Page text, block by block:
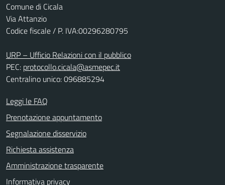
Comune di Cicala
Via Attanzio
Codice fiscale / P. IVA:00296280795
URP – Ufficio Relazioni con il pubblico
PEC: protocollo.cicala@asmepec.it
Centralino unico: 096885294
Leggi le FAQ
Prenotazione appuntamento
Segnalazione disservizio
Richiesta assistenza
Amministrazione trasparente
Informativa privacy